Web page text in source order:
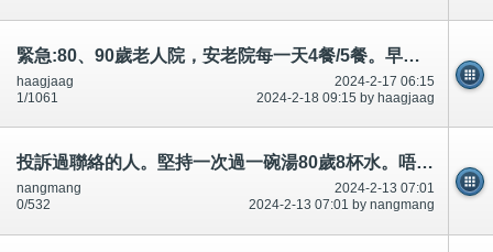
緊急:80、90歲老人院，安老院每一天4餐/5餐。早餐、午餐、晚餐、下午茶、夜宵/宵夜,之後發熱/發燒
2024-2-17 06:15
haagjaag
2024-2-18 09:15 by haagjaag
1/1061
投訴過聯絡的人。堅持一次過一碗湯80歲8杯水。唔/不按照吩咐,住/送安老院
2024-2-13 07:01
nangmang
2024-2-13 07:01 by nangmang
0/532